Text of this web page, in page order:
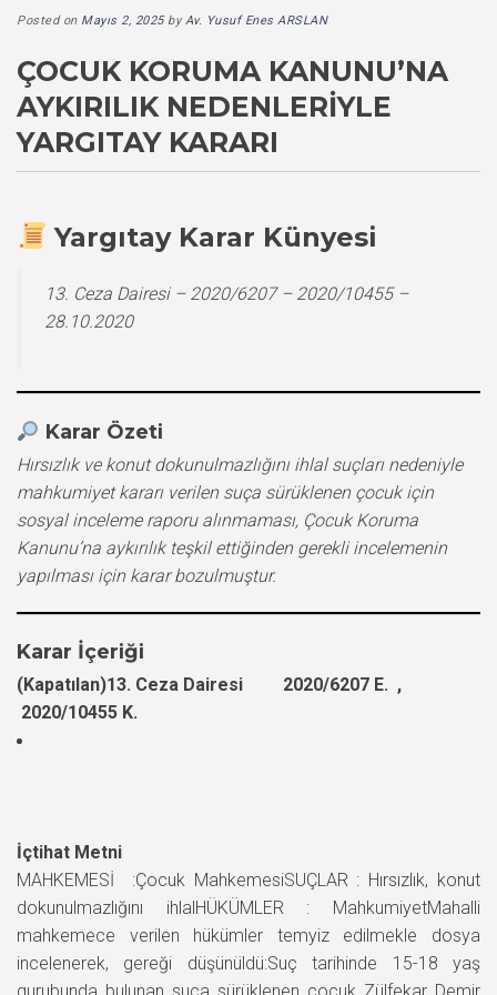
Posted on Mayıs 2, 2025byAv. Yusuf Enes ARSLAN
ÇOCUK KORUMA KANUNU’NA
AYKIRILIK NEDENLERIYLE
YARGITAY KARARI
Yargıtay Karar Künyesi
13. Ceza Dairesi – 2020/6207 – 2020/10455 –
28.10.2020
Karar Özeti
Hırsızlık ve konut dokunulmazlığını ihlal suçları nedeniyle
mahkumiyet kararı verilen suça sürüklenen çocuk için
sosyal inceleme raporu alınmaması, Çocuk Koruma
Kanunu’na aykırılık teşkil ettiğinden gerekli incelemenin
yapılması için karar bozulmuştur.
Karar İçeriği
(Kapatılan)13. Ceza Dairesi 2020/6207 E. ,
2020/10455 K.
İçtihat Metni
MAHKEMESİ :Çocuk MahkemesiSUÇLAR : Hırsızlık, konut
dokunulmazlığını ihlalHÜKÜMLER : MahkumiyetMahalli
mahkemece verilen hükümler temyiz edilmekle dosya
incelenerek, gereği düşünüldü:Suç tarihinde 15-18 yaş